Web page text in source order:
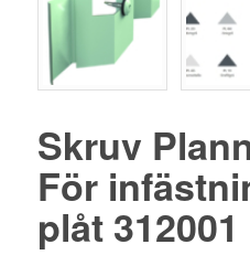
Skruv
För
plåt 312001